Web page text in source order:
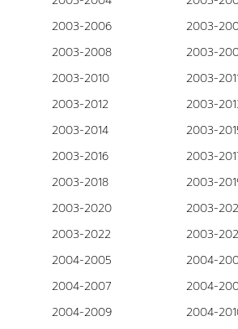
2003-2006
2003-
2003-2008
2003-
2003-2010
2003-
2003-2012
2003-
2003-2014
2003-
2003-2016
2003-
2003-2018
2003-
2003-2020
2003-
2003-2022
2003-
2004-2005
2004-
2004-2007
2004-
2004-2009
2004-